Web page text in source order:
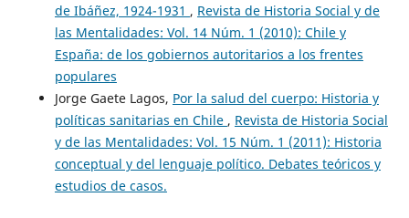
de Ibáñez, 1924-1931 , Revista de Historia Social y de
las Mentalidades: Vol. 14 Núm. 1 (2010): Chile y
España: de los gobiernos autoritarios a los frentes
populares
Jorge Gaete Lagos, Por la salud del cuerpo: Historia y
políticas sanitarias en Chile , Revista de Historia Social
y de las Mentalidades: Vol. 15 Núm. 1 (2011): Historia
conceptual y del lenguaje político. Debates teóricos y
estudios de casos.